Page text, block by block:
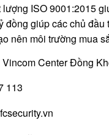
ISO 9001:2015
đồng giúp các chủ
nên môi trường mua
Center Đồng
113